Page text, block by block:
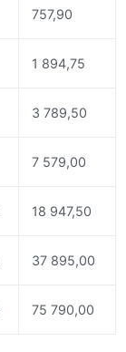
757,90
1 894,75
3 789,50
7 579,00
18 947,50
37 895,00
75 790,00